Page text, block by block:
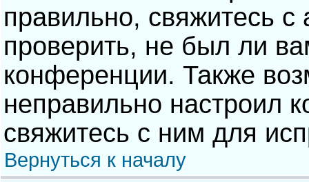
правильно, свяжитесь
проверить, не был ли
конференции. Также
неправильно настроил
свяжитесь с ним для
Вернуться к началу